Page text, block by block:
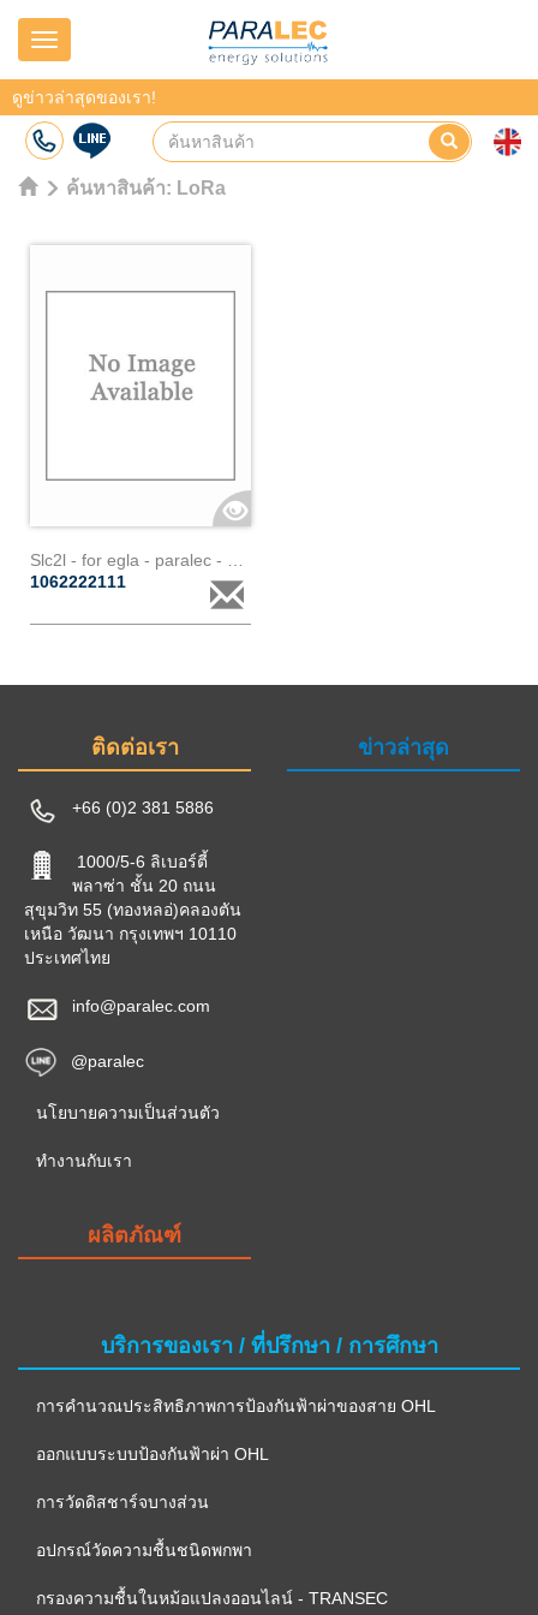
Navigation
ดูข่าวล่าสุดของเรา!
ค้นหาสินค้า: LoRa
1062222111
ติดต่อเรา
+66 (0)2 381 5886
1000/5-6 ลิเบอร์ตี้
พลาซ่า ชั้น 20 ถนน
สุขุมวิท 55 (ทองหลอ่)คลองตัน
เหนือ วัฒนา กรุงเทพฯ 10110
ประเทศไทย
info@paralec.com
@paralec
นโยบายความเป็นส่วนตัว
ทำงานกับเรา
ข่าวล่าสุด
ผลิตภัณฑ์
บริการของเรา / ที่ปรึกษา / การศึกษา
การคำนวณประสิทธิภาพการป้องกันฟ้าผ่าของสาย OHL
ออกแบบระบบป้องกันฟ้าผ่า OHL
การวัดดิสชาร์จบางส่วน
อปกรณ์วัดความชื้นชนิดพกพา
กรองความชื้นในหม้อแปลงออนไลน์ - TRANSEC